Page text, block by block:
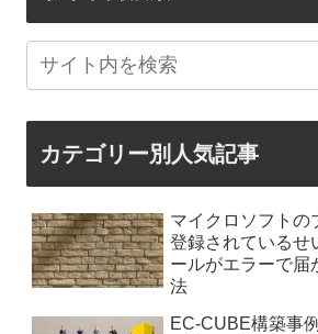
カテゴリー別人気記事
マイクロソフトの
登録されているせ
ールがエラーで届
法
EC-CUBE構築事